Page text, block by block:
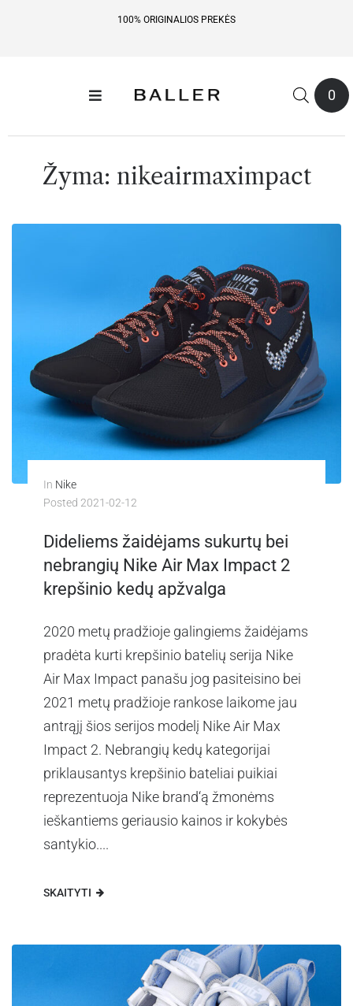
100% ORIGINALIOS PREKĖS
0
Žyma: nikeairmaximpact
In Nike
Posted 2021-02-12
Dideliems žaidėjams sukurtų bei
nebrangių Nike Air Max Impact 2
krepšinio kedų apžvalga
2020 metų pradžioje galingiems žaidėjams
pradėta kurti krepšinio batelių serija Nike
Air Max Impact panašu jog pasiteisino bei
2021 metų pradžioje rankose laikome jau
antrąjį šios serijos modelį Nike Air Max
Impact 2. Nebrangių kedų kategorijai
priklausantys krepšinio bateliai puikiai
reprezentuoja Nike brand‘ą žmonėms
ieškantiems geriausio kainos ir kokybės
santykio....
SKAITYTI